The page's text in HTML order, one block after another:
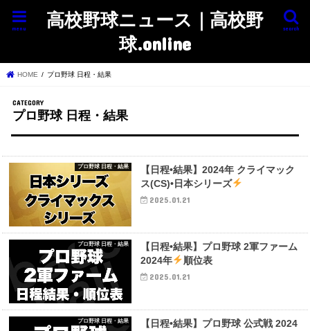
高校野球ニュース｜高校野
球.online
search
menu
HOME プロ野球 日程・結果
プロ野球 日程・結果
プロ野球 日程・結果
【日程•結果】2024年 クライマック
ス(CS)•日本シリーズ
2025.01.21
プロ野球 日程・結果
【日程•結果】プロ野球 2軍ファーム
2024年
順位表
2025.01.21
プロ野球 日程・結果
【日程•結果】プロ野球 公式戦 2024